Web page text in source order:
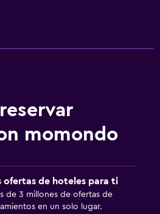
momondo
ofertas de hoteles para ti
de 3 millones de ofertas de
en un solo lugar.